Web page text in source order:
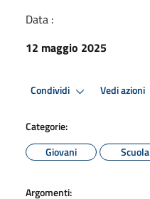
Data :
12 maggio 2025
Condividi Vedi azioni
Categorie:
Giovani
Scuola
Argomenti: